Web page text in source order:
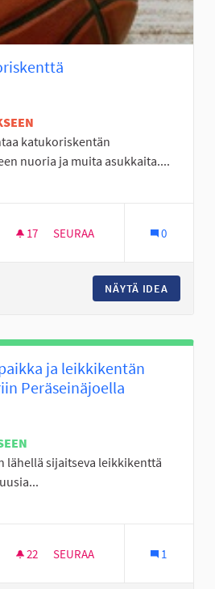
katukoriskentän
nuoria ja muita asukkaita....
Läntinen Seinäjoki
17 17 SEURAAJAA
SEURAA 0
NÄYTÄ IDEA
ja leikkikentän
Peräseinäjoella
lähellä sijaitseva leikkikenttä
Eteläinen Seinäjoki
22 22 SEURAAJAA
SEURAA 1